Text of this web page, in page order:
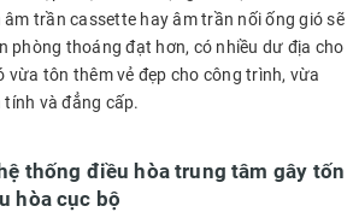
trần cassette hay âm trần nối ống gió sẽ
phòng thoáng đạt hơn, có nhiều dư địa cho
tôn thêm vẻ đẹp cho công trình, vừa
tính và đẳng cấp.
thống điều hòa trung tâm gây tốn
hòa cục bộ